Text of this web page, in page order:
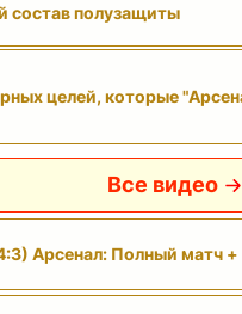
состав полузащиты
целей, которые
Все видео
Арсенал: Полный матч +